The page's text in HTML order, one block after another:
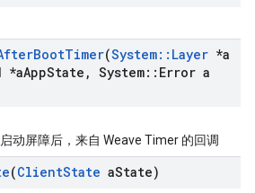
BootTimer(System:: Layer *a
*aAppState , System:: Error a
动屏障后，来自 Weave Timer 的回调
(ClientState aState)